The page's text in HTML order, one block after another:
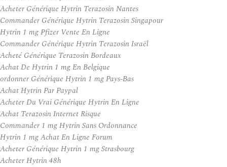
Acheter Générique Hytrin Terazosin Nantes
Commander Générique Hytrin Terazosin Singapour
Hytrin 1 mg Pfizer Vente En Ligne
Commander Générique Hytrin Terazosin Israël
Acheté Générique Terazosin Bordeaux
Achat De Hytrin 1 mg En Belgique
ordonner Générique Hytrin 1 mg Pays-Bas
Achat Hytrin Par Paypal
Acheter Du Vrai Générique Hytrin En Ligne
Achat Terazosin Internet Risque
Commander 1 mg Hytrin Sans Ordonnance
Hytrin 1 mg Achat En Ligne Forum
Acheter Générique Hytrin 1 mg Strasbourg
Acheter Hytrin 48h